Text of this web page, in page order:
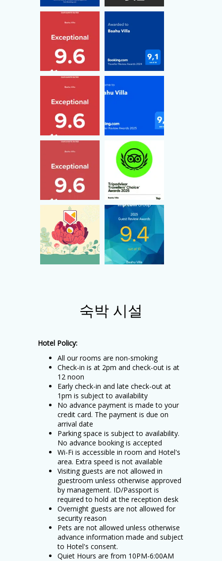
숙박 시설
Hotel Policy:
All our rooms are non-smoking
Check-in is at 2pm and check-out is at
12 noon
Early check-in and late check-out at
1pm is subject to availability
No advance payment is made to your
credit card. The payment is due on
arrival date
Parking space is subject to availability.
No advance booking is accepted
Wi-Fi is accessible in room and Hotel's
area. Extra speed is not available
Visiting guests are not allowed in
guestroom unless otherwise approved
by management. ID/Passport is
required to hold at the reception desk
Overnight guests are not allowed for
security reason
Pets are not allowed unless otherwise
advance information made and subject
to Hotel's consent.
Quiet Hours are from 10PM-6:00AM